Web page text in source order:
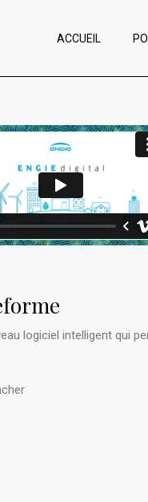
ACCUEIL
logiciel intelligent qui